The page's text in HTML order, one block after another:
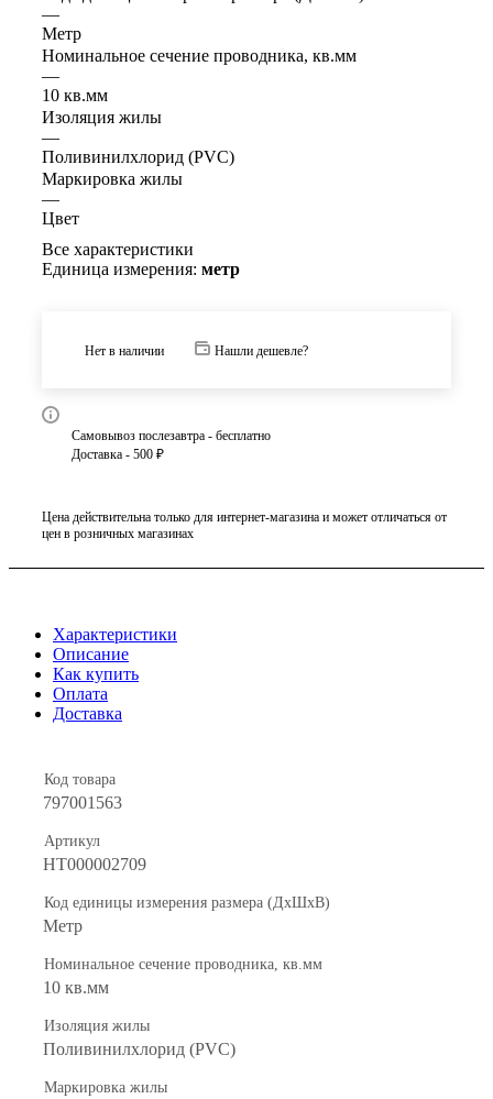
—
Метр
Номинальное сечение проводника, кв.мм
—
10 кв.мм
Изоляция жилы
—
Поливинилхлорид (PVC)
Маркировка жилы
—
Цвет
Все характеристики
Единица измерения: метр
Нет в наличии Нашли дешевле?
Самовывоз послезавтра - бесплатно
Доставка - 500 ₽
Цена действительна только для интернет-магазина и может отличаться от
цен в розничных магазинах
Характеристики
Описание
Как купить
Оплата
Доставка
Код товара
797001563
Артикул
НТ000002709
Код единицы измерения размера (ДхШхВ)
Метр
Номинальное сечение проводника, кв.мм
10 кв.мм
Изоляция жилы
Поливинилхлорид (PVC)
Маркировка жилы